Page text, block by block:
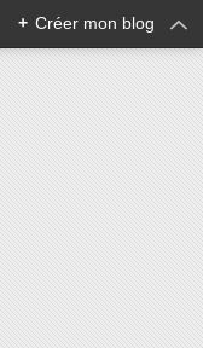
+ Créer mon blog